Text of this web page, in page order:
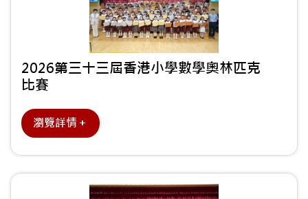
2026第三十三屆香港小學數學奧林匹克
比賽
瀏覽詳情＋